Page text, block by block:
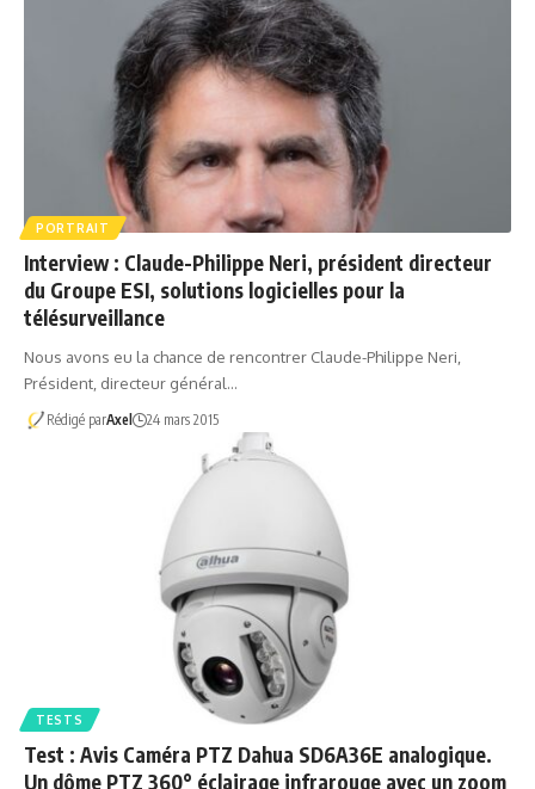
PORTRAIT
Interview : Claude-Philippe Neri, président directeur
du Groupe ESI, solutions logicielles pour la
télésurveillance
Nous avons eu la chance de rencontrer Claude-Philippe Neri,
Président, directeur général…
Rédigé parAxel 24 mars 2015
TESTS
Test : Avis Caméra PTZ Dahua SD6A36E analogique.
Un dôme PTZ 360° éclairage infrarouge avec un zoom